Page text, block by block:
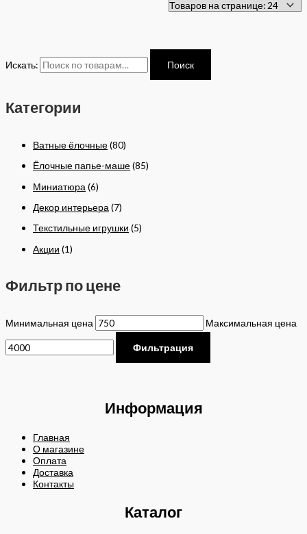
Искать: Поиск
Категории
Ватные ёлочные(80)
Ёлочные папье-маше(85)
Миниатюра (6)
Декор интерьера (7)
Текстильные игрушки (5)
Акции (1)
Фильтр по цене
Минимальная цена Максимальная цена
Фильтрация
Информация
Главная
О магазине
Оплата
Доставка
Контакты
Каталог